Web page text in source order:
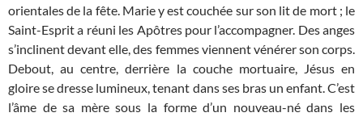
orientales de la fête. Marie y est couchée sur son lit de mort ; le
Saint-Esprit a réuni les Apôtres pour l’accompagner. Des anges
s’inclinent devant elle, des femmes viennent vénérer son corps.
Debout, au centre, derrière la couche mortuaire, Jésus en
gloire se dresse lumineux, tenant dans ses bras un enfant. C’est
l’âme de sa mère sous la forme d’un nouveau-né dans les